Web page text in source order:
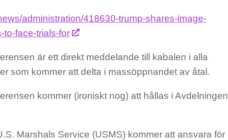
administration/418630-trump-shares-image-
to-face-trials-for
är ett direkt meddelande till kabalen i alla
som kommer att delta i massöppnandet av åtal.
kommer (ironiskt nog) att hållas i Avdelningen
Marshals Service (USMS) kommer att ansvara för